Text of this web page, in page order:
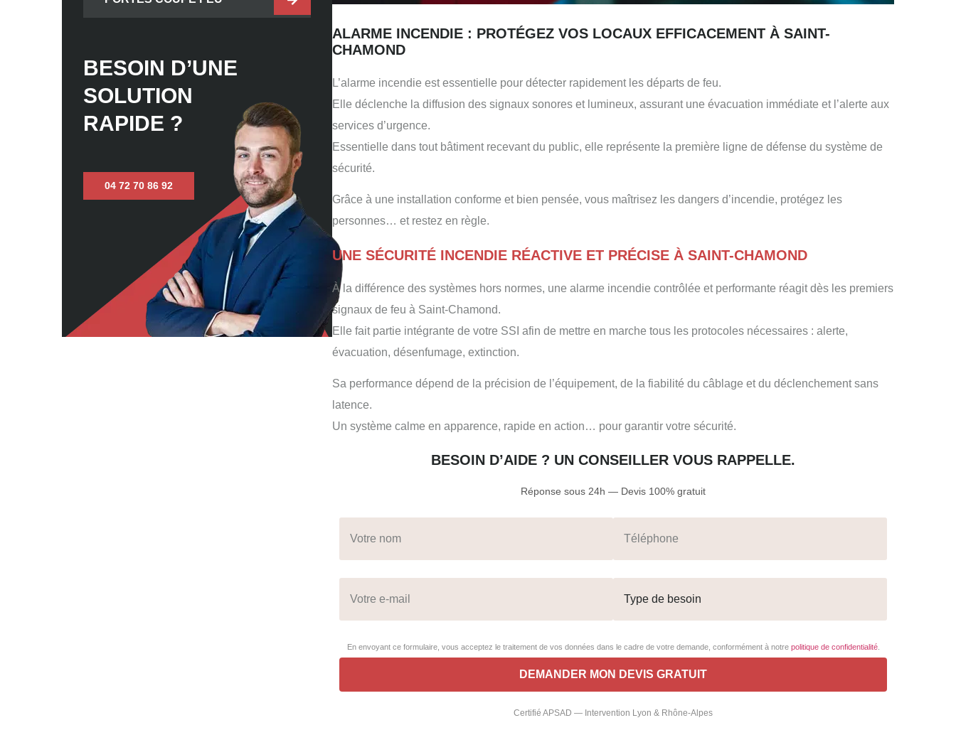
BESOIN D’UNE
SOLUTION
RAPIDE ?
04 72 70 86 92
ALARME INCENDIE : PROTÉGEZ VOS LOCAUX EFFICACEMENT À SAINT-
CHAMOND
L’alarme incendie est essentielle pour détecter rapidement les départs de feu.
Elle déclenche la diffusion des signaux sonores et lumineux, assurant une évacuation immédiate et l’alerte aux
services d’urgence.
Essentielle dans tout bâtiment recevant du public, elle représente la première ligne de défense du système de
sécurité.
Grâce à une installation conforme et bien pensée, vous maîtrisez les dangers d’incendie, protégez les
personnes… et restez en règle.
UNE SÉCURITÉ INCENDIE RÉACTIVE ET PRÉCISE À SAINT-CHAMOND
À la différence des systèmes hors normes, une alarme incendie contrôlée et performante réagit dès les premiers
signaux de feu à Saint-Chamond.
Elle fait partie intégrante de votre SSI afin de mettre en marche tous les protocoles nécessaires : alerte,
évacuation, désenfumage, extinction.
Sa performance dépend de la précision de l’équipement, de la fiabilité du câblage et du déclenchement sans
latence.
Un système calme en apparence, rapide en action… pour garantir votre sécurité.
BESOIN D’AIDE ? UN CONSEILLER VOUS RAPPELLE.
Réponse sous 24h — Devis 100% gratuit
En envoyant ce formulaire, vous acceptez le traitement de vos données dans le cadre de votre demande, conformément à notre politique de confidentialité.
Certifié APSAD — Intervention Lyon & Rhône-Alpes